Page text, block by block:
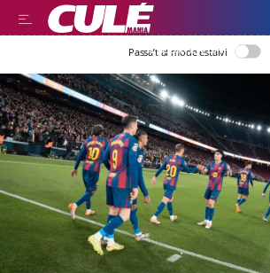
LLEGIR EN CATALÀ
Passa’t al mode estalvi